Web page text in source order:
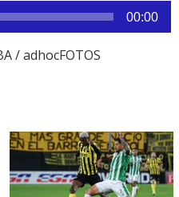
00:00
/ adhocFOTOS